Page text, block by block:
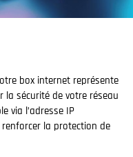
box internet représente
sécurité de votre réseau
via l’adresse IP
renforcer la protection de